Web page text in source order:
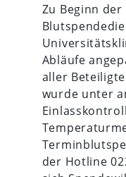
Zu Beginn
Abläufe
aller
wurde unter
der Hotline